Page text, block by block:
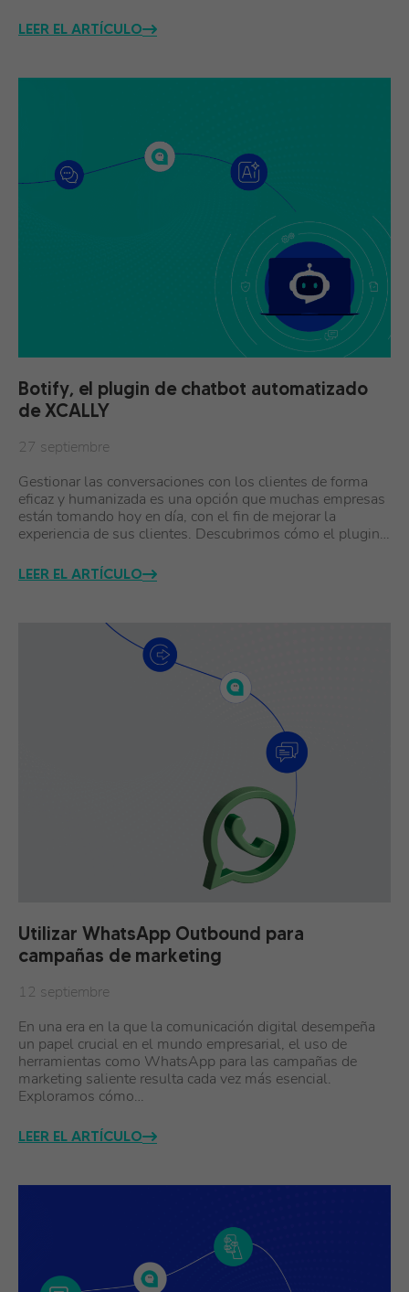
LEER EL ARTÍCULO
Botify, el plugin de chatbot automatizado
de XCALLY
27 septiembre
Gestionar las conversaciones con los clientes de forma
eficaz y humanizada es una opción que muchas empresas
están tomando hoy en día, con el fin de mejorar la
experiencia de sus clientes. Descubrimos cómo el plugin…
LEER EL ARTÍCULO
Utilizar WhatsApp Outbound para
campañas de marketing
12 septiembre
En una era en la que la comunicación digital desempeña
un papel crucial en el mundo empresarial, el uso de
herramientas como WhatsApp para las campañas de
marketing saliente resulta cada vez más esencial.
Exploramos cómo…
LEER EL ARTÍCULO